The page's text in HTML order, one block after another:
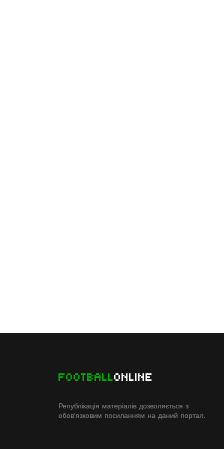
FOOTBALLONLINE
Републікація матеріалів дозволяється з
обов'язковим посиланням на даний портал.